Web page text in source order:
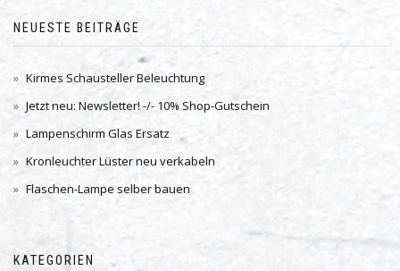
NEUESTE BEITRÄGE
Kirmes Schausteller Beleuchtung
Jetzt neu: Newsletter! -/- 10% Shop-Gutschein
Lampenschirm Glas Ersatz
Kronleuchter Lüster neu verkabeln
Flaschen-Lampe selber bauen
KATEGORIEN